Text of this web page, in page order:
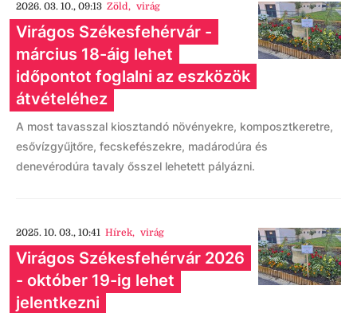
2026. 03. 10., 09:13 Zöld, virág
Virágos Székesfehérvár -
március 18-áig lehet
időpontot foglalni az eszközök
átvételéhez
A most tavasszal kiosztandó növényekre, komposztkeretre,
esővízgyűjtőre, fecskefészekre, madárodúra és
denevérodúra tavaly ősszel lehetett pályázni.
2025. 10. 03., 10:41 Hírek, virág
Virágos Székesfehérvár 2026
- október 19-ig lehet
jelentkezni